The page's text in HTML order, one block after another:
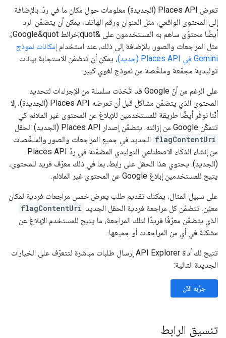
تعرض Places API (الجديدة) معلومات حول مكان ما في ردّ. بالإضافة
إلى المحتوى الواقعي، مثل العنوان ورقم الهاتف، يمكن أن يتضمّن الرد
أيضًا محتوًى ساهم به المستخدمون على &quot;خرائط Google&quot;،
مثل المراجعات والصور. بالإضافة إلى ذلك، عند استخدام إمكانات نموذج
Gemini في Places API (جديد)
، يمكن أن تتضمّن الاستجابة بيانات
توليدية مجمّعة وملخّصة من نموذج لغوي كبير.
على الرغم من أنّ Google قد اتّخذت سلسلة من الإجراءات لتحديد
المحتوى الذي يتضمّن مشاكل قبل أن تعرضه Places API (الجديدة)، إلا
أنّنا نوفّر أيضًا طريقة للمستخدمين للإبلاغ عن المحتوى غير الملائم كي
تتمكّن Google من إزالته. يتضمّن إصدار Places API (الجديد) الحقل
flagContentUri الجديد في جميع المراجعات والصور والملخّصات
من إنشاء الذكاء الاصطناعي التوليدي المضمّنة في ردّ Places API
(الجديد). يحتوي هذا الحقل على رابط، بما في ذلك معرّف فريد للمحتوى،
يتيح للمستخدمين إبلاغ Google عن المحتوى غير الملائم.
على سبيل المثال، يمكنك تقديم طلب يعرض خمس مراجعات فردية لمكان
معيّن. تتضمّن كل مراجعة فردية الحقل الجديد flagContentUri
الذي يتضمّن معرّفًا فريدًا لتلك المراجعة، ما يتيح للمستخدم الإبلاغ عن
مشكلة في أي من المراجعات أو جميعها.
تتيح لك أداة API Explorer إرسال طلبات مباشرة لتتعرّف على الخيارات
الجديدة التالية:
جرِّبه الآن
تنسيق الرابط